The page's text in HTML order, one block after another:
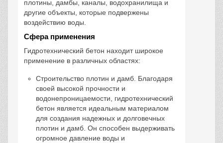
плотины, дамбы, каналы, водохранилища и
другие объекты, которые подвержены
воздействию воды.
Сфера применения
Гидротехнический бетон находит широкое
применение в различных областях:
Строительство плотин и дамб. Благодаря
своей высокой прочности и
водонепроницаемости, гидротехнический
бетон является идеальным материалом
для создания надежных и долговечных
плотин и дамб. Он способен выдерживать
огромное давление воды и